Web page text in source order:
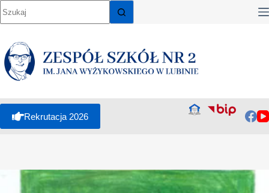
Rekrutacja 2026